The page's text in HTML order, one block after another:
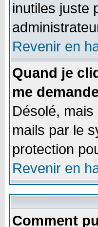
inutiles juste
Revenir en
Quand je
me
Désolé,
mails par le
protection
Revenir en
Comment